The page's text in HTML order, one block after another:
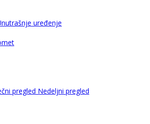
uređenje
pregled Nedeljni pregled